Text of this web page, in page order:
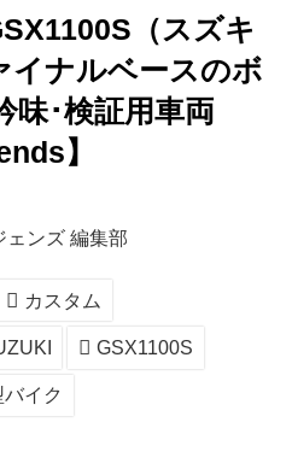
（スズキ
イナルベースのボ
味･検証用車両
】
ェンズ 編集部
カスタム
GSX1100S
バイク